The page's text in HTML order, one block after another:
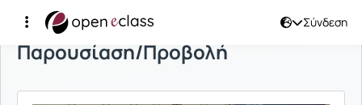
Σύνδεση
Παρουσίαση/Προβολή